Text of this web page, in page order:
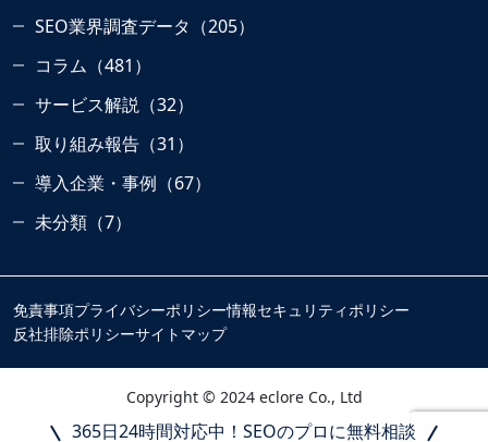
365日24時間対応中！SEOのプロに無料相談
SEO業界調査データ（205）
コラム（481）
サービス解説（32）
取り組み報告（31）
導入企業・事例（67）
未分類（7）
免責事項プライバシーポリシー情報セキュリティポリシー
反社排除ポリシーサイトマップ
Copyright © 2024 eclore Co., Ltd